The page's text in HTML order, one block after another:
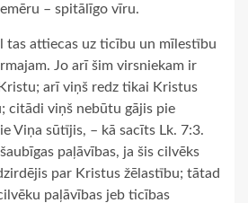
– spitālīgo vīru.
tas attiecas uz ticību un mīlestību
Jo arī šim virsniekam ir
arī viņš redz tikai Kristus
citādi viņš nebūtu gājis pie
Viņa sūtījis, – kā sacīts Lk. 7:3.
paļāvības, ja šis cilvēks
par Kristus žēlastību; tātad
paļāvības jeb ticības